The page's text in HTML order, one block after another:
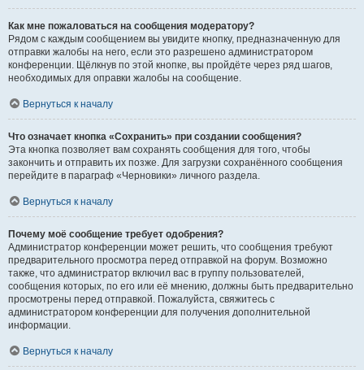
Как мне пожаловаться на сообщения модератору?
Рядом с каждым сообщением вы увидите кнопку, предназначенную для
отправки жалобы на него, если это разрешено администратором
конференции. Щёлкнув по этой кнопке, вы пройдёте через ряд шагов,
необходимых для оправки жалобы на сообщение.
Вернуться к началу
Что означает кнопка «Сохранить» при создании сообщения?
Эта кнопка позволяет вам сохранять сообщения для того, чтобы
закончить и отправить их позже. Для загрузки сохранённого сообщения
перейдите в параграф «Черновики» личного раздела.
Вернуться к началу
Почему моё сообщение требует одобрения?
Администратор конференции может решить, что сообщения требуют
предварительного просмотра перед отправкой на форум. Возможно
также, что администратор включил вас в группу пользователей,
сообщения которых, по его или её мнению, должны быть предварительно
просмотрены перед отправкой. Пожалуйста, свяжитесь с
администратором конференции для получения дополнительной
информации.
Вернуться к началу